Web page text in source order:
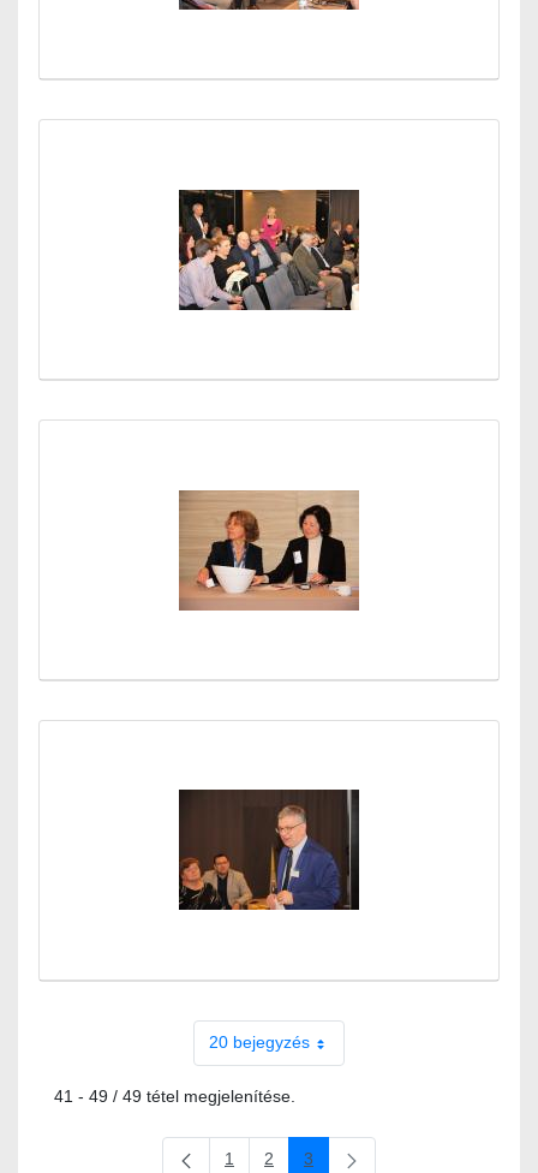
20 bejegyzés
41 - 49 / 49 tétel megjelenítése.
Oldal
1 Oldal
2 Oldal
3